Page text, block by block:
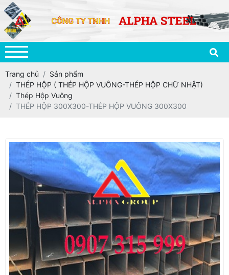
Trang chủ
Sản phẩm
THÉP HỘP ( THÉP HỘP VUÔNG-THÉP HỘP CHỮ NHẬT)
Thép Hộp Vuông
THÉP HỘP 300X300-THÉP HỘP VUÔNG 300X300